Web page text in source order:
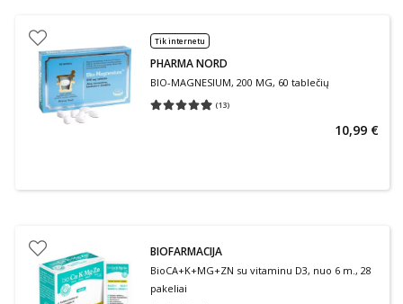
Tik internetu
PHARMA NORD
BIO-MAGNESIUM, 200 MG, 60 tablečių
(13)
Vidutinis įvertinimas 4.92
10,99 €
BIOFARMACIJA
BioCA+K+MG+ZN su vitaminu D3, nuo 6 m., 28
pakeliai